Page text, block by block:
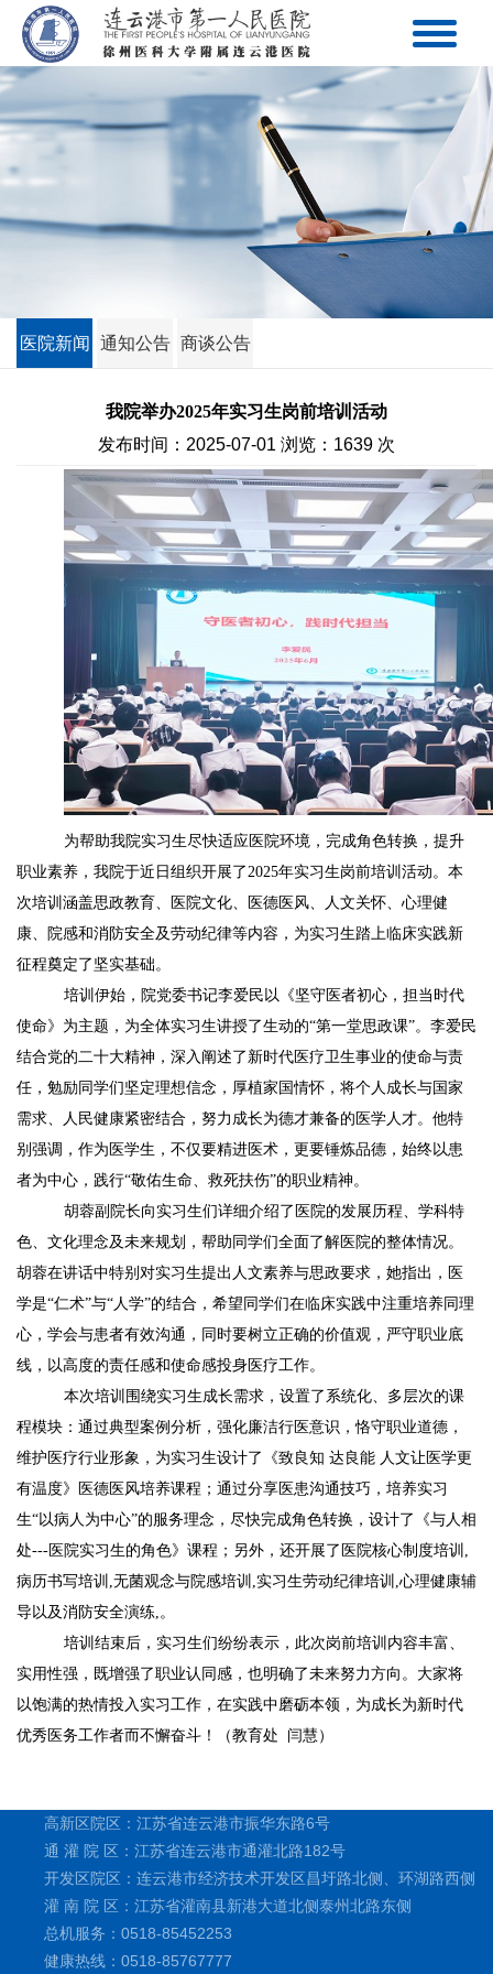
医院新闻 通知公告 商谈公告
我院举办2025年实习生岗前培训活动
发布时间：2025-07-01 浏览：1639 次
为帮助我院实习生尽快适应医院环境，完成角色转换，提升
职业素养，我院于近日组织开展了 2025年实习生岗前培训活动。本
次培训涵盖思政教育、医院文化、医德医风、人文关怀、心理健
康、
院感和消防安全及劳动纪律等内容，为实习生踏上临床实践新
征程奠定了坚实基础。
培训伊始，院党委书记李爱民以
《坚守医者初心，担当时代
使命》 为主题，为全体实习生讲授了生动的“第一堂思政课”。李爱民
结合党的二十大精神，深入阐述了新时代医疗卫生事业的使命与责
任，勉励同学们坚定理想信念，厚植家国情怀，将个人成长与国家
需求、人民健康紧密结合，努力成长为德才兼备的医学人才。他特
别强调，作为医学生，不仅要精进医术，更要锤炼品德，始终以患
者为中心，践行“敬佑生命、救死扶伤”的职业精神。
胡蓉副 院长向实习生们详细介绍了医院的发展历程、学科特
色、文化理念及未来规划，帮助同学们全面了解医院的整体情况。
胡蓉在讲话中特别对实习生提出人文素养与思政要求，她指出，医
学是“仁术”与“人学”的结合，希望同学们在临床实践中注重培养同理
心，学会与患者有效沟通，同时要树立正确的价值观，严守职业底
线，以高度的责任感和使命感投身医疗工作。
本次培训围绕实习生成长需求，设置了系统化、多层次的课
程模块：通过典型案例分析，强化廉洁行医意识，恪守职业道德，
维护医疗行业形象 ， 为实习生设计了《致良知 达良能 人文让医学更
有温度》 医德医风培养课程；通过分享医患沟通技巧，培养实习
生“以病人为中心”的服务理念 ， 尽快完成角色转换，设计了《与人相
处---医院实习生的角色》课程 ； 另外，还开展了医院核心制度培训
病历书写培训,无菌观念与院感培训,实习生劳动纪律培训, 心理健康辅
导 以及消防安全演练 。
培训结束后，实习生们纷纷表示，此次岗前培训内容丰富、
实用性强，既增强了职业认同感，也明确了未来努力方向。大家将
以饱满的热情投入实习工作，在实践中磨砺本领，为成长为新时代
优秀医务工作者而不懈奋斗！
（教育处 闫慧）
高新区院区：江苏省连云港市振华东路6号
通 灌 院 区：江苏省连云港市通灌北路182号
开发区院区：连云港市经济技术开发区昌圩路北侧、环湖路西侧
灌 南 院 区：江苏省灌南县新港大道北侧泰州北路东侧
总机服务：0518-85452253
健康热线：0518-85767777